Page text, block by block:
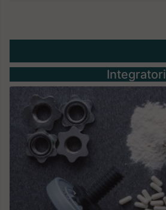
Integratori